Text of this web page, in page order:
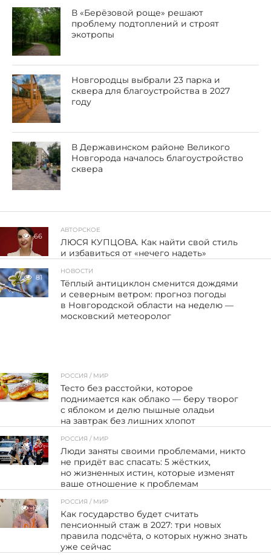
В «Берёзовой роще» решают
проблему подтоплений и строят
экотропы
Новгородцы выбрали 23 парка и
сквера для благоустройства в 2027
году
В Державинском районе Великого
Новгорода началось благоустройство
сквера
66
АВТОРСКОЕ
ЛЮСЯ КУПЦОВА. Как найти свой стиль
и избавиться от «нечего надеть»
81
НОВОСТИ
Тёплый антициклон сменится дождями
и северным ветром: прогноз погоды
в Новгородской области на неделю —
московский метеоролог
85
РОССИЯ / МИР
Тесто без расстойки, которое
поднимается как облако — беру творог
с яблоком и делю пышные оладьи
на завтрак без лишних хлопот
56
РОССИЯ / МИР
Люди заняты своими проблемами, никто
не придёт вас спасать: 5 жёстких,
но жизненных истин, которые изменят
ваше отношение к проблемам
136
РОССИЯ / МИР
Как государство будет считать
пенсионный стаж в 2027: три новых
правила подсчёта, о которых нужно знать
уже сейчас